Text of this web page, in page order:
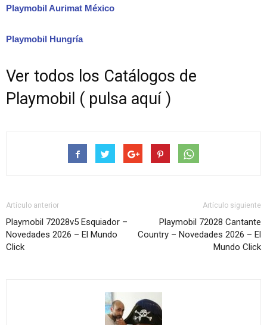
Playmobil Aurimat México
Playmobil Hungría
Ver todos los Catálogos de
Playmobil ( pulsa aquí )
Artículo anterior
Playmobil 72028v5 Esquiador –
Novedades 2026 – El Mundo
Click
Artículo siguiente
Playmobil 72028 Cantante
Country – Novedades 2026 – El
Mundo Click